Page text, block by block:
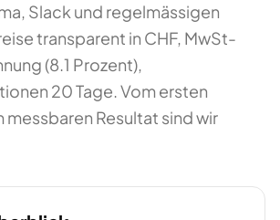
Slack und regelmässigen
transparent in CHF, MwSt-
(8.1 Prozent),
20 Tage. Vom ersten
messbaren Resultat sind wir